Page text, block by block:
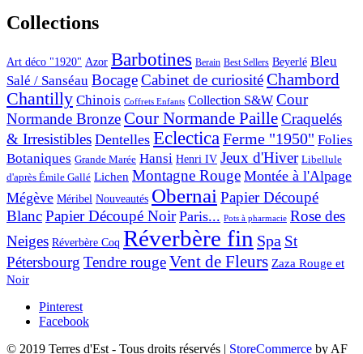
Collections
Art déco "1920" Azor Barbotines Berain Best Sellers Beyerlé Bleu
Salé / Sanséau BocageCabinet de curiositéChambord
Chantilly Chinois Coffrets Enfants Collection S&W Cour
Normande BronzeCour Normande PailleCraquelés
& Irresistibles Dentelles EclecticaFerme "1950" Folies
Botaniques Grande Marée Hansi Henri IV Jeux d'Hiver Libellule
d'après Émile Gallé Lichen Montagne Rouge Montée à l'Alpage
Mégève Méribel Nouveautés ObernaiPapier Découpé
BlancPapier Découpé Noir Paris... Pots à pharmacie Rose des
Neiges Réverbère Coq Réverbère fin Spa St
Pétersbourg Tendre rougeVent de Fleurs Zaza Rouge et
Noir
Pinterest
Facebook
© 2019 Terres d'Est - Tous droits réservés | StoreCommerce by AF